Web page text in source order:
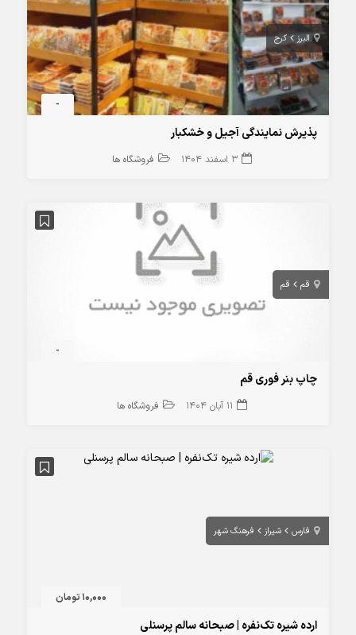
البرز کرج
-
پذیرش نمایندگی آجیل و خشکبار
3 اسفند 1404 فروشگاه ها
قم قم
-
چاپ بنر فوری قم
11 آبان 1404 فروشگاه ها
فارس شيراز فرهنگ شهر
10,000 تومان
ارده شیره تک‌نفره | صبحانه سالم پرسنلی